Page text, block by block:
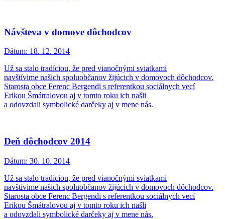
Návšteva v domove dôchodcov
Dátum: 18. 12. 2014
Už sa stalo tradíciou, že pred vianočnými sviatkami
navštívime našich spoluobčanov žijúcich v domovoch dôchodcov.
Starosta obce Ferenc Bergendi s referentkou sociálnych vecí
Erikou Šmátralovou aj v tomto roku ich našli
a odovzdali symbolické darčeky aj v mene nás.
Deň dôchodcov 2014
Dátum: 30. 10. 2014
Už sa stalo tradíciou, že pred vianočnými sviatkami
navštívime našich spoluobčanov žijúcich v domovoch dôchodcov.
Starosta obce Ferenc Bergendi s referentkou sociálnych vecí
Erikou Šmátralovou aj v tomto roku ich našli
a odovzdali symbolické darčeky aj v mene nás.